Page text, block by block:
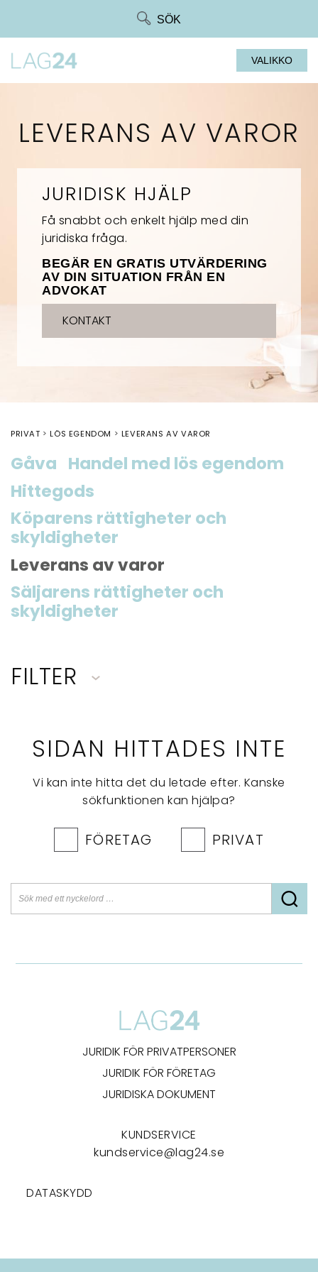
SÖK
VALIKKO
LEVERANS AV VAROR
JURIDISK HJÄLP
Få snabbt och enkelt hjälp med din
juridiska fråga.
BEGÄR EN GRATIS UTVÄRDERING
AV DIN SITUATION FRÅN EN
ADVOKAT
KONTAKT
PRIVAT LÖS EGENDOM LEVERANS AV VAROR
Gåva Handel med lös egendom
Hittegods
Köparens rättigheter och
skyldigheter
Leverans av varor
Säljarens rättigheter och
skyldigheter
FILTER
SIDAN HITTADES INTE
Vi kan inte hitta det du letade efter. Kanske
sökfunktionen kan hjälpa?
FÖRETAG PRIVAT
JURIDIK FÖR PRIVATPERSONER
JURIDIK FÖR FÖRETAG
JURIDISKA DOKUMENT
KUNDSERVICE
kundservice@lag24.se
DATASKYDD